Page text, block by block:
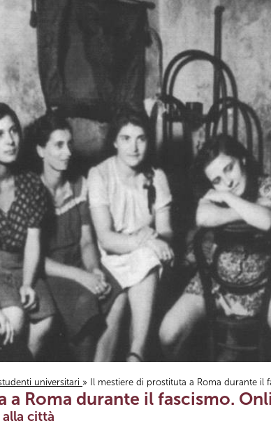
universitari » Il mestiere di prostituta a Roma durante il
Roma durante il fascismo.
città